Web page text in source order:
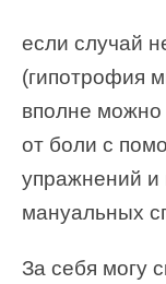
если случай
(гипотрофия
вполне можно
от боли с
упражнений
мануальных
За себя могу